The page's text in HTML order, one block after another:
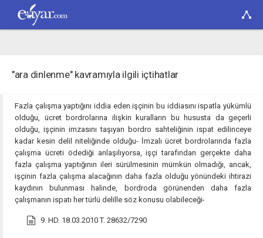
"ara dinlenme" kavramıyla ilgili içtihatlar
Fazla çalışma yaptığını iddia eden işçinin bu iddiasını ispatla yükümlü
olduğu, ücret bordrolarına ilişkin kuralların bu hususta da geçerli
olduğu, işçinin imzasını taşıyan bordro sahteliğinin ispat edilinceye
kadar kesin delil niteliğinde olduğu- İmzalı ücret bordrolarında fazla
çalışma ücreti ödediği anlaşılıyorsa, işçi tarafından gerçekte daha
fazla çalışma yaptığının ileri sürülmesinin mümkün olmadığı, ancak,
işçinin fazla çalışma alacağının daha fazla olduğu yönündeki ihtirazi
kaydının bulunması halinde, bordroda görünenden daha fazla
çalışmanın ispatı her türlü delille söz konusu olabileceği-
9. HD. 18.03.2010 T. 28632/7290